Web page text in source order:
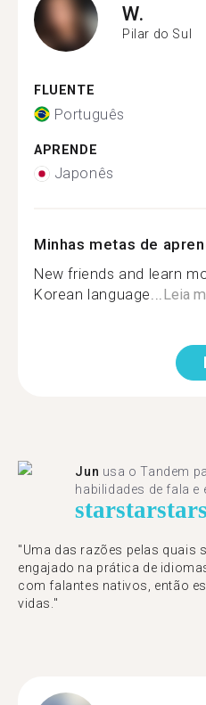
W.
Pilar do Sul
FLUENTE
Português
APRENDE
Japonês
Minhas metas de
New friends and learn
Korean language...Leia
Jun usa o Tandem
habilidades de fala e
starstarstar
"Uma das razões pelas quais
engajado na prática de
com falantes nativos, então
vidas."